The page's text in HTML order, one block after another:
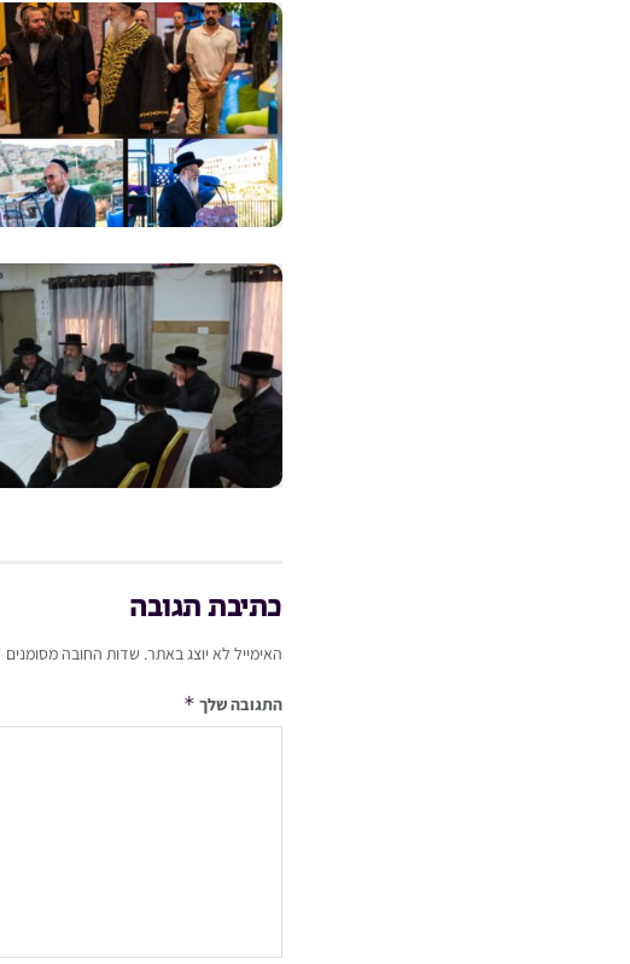
כתיבת תגובה
האימייל לא יוצג באתר. שדות החובה מסומנים
התגובה שלך *